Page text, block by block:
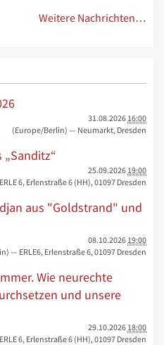
Weitere Nachrichten…
31.08.2026 16:00
(Europe/Berlin) — Neumarkt, Dresden
„Sanditz“
25.09.2026 19:00
6, Erlenstraße 6 (HH), 01097 Dresden
aus "Goldstrand" und
08.10.2026 19:00
— ERLE6, Erlenstraße 6, 01097 Dresden
Wie neurechte
und unsere
29.10.2026 18:00
6, Erlenstraße 6 (HH), 01097 Dresden